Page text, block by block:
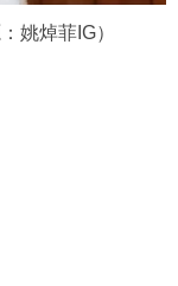
姚焯菲IG）